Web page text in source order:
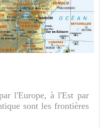
l'Europe, à l'Est par
sont les frontières